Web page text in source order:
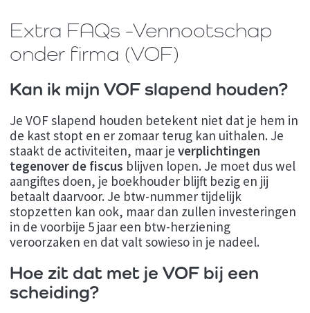
Extra FAQs -Vennootschap
onder firma (VOF)
Kan ik mijn VOF slapend houden?
Je VOF slapend houden betekent niet dat je hem in
de kast stopt en er zomaar terug kan uithalen. Je
staakt de activiteiten, maar je verplichtingen
tegenover de fiscus blijven lopen. Je moet dus wel
aangiftes doen, je boekhouder blijft bezig en jij
betaalt daarvoor. Je btw-nummer tijdelijk
stopzetten kan ook, maar dan zullen investeringen
in de voorbije 5 jaar een btw-herziening
veroorzaken en dat valt sowieso in je nadeel.
Hoe zit dat met je VOF bij een
scheiding?